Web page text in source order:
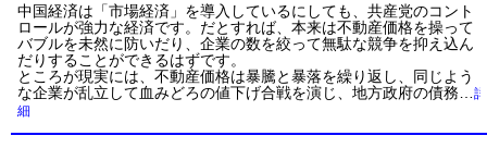
中国経済は「市場経済」を導入しているにしても、共産党のコント
ロールが強力な経済です。だとすれば、本来は不動産価格を操って
バブルを未然に防いだり、企業の数を絞って無駄な競争を抑え込ん
だりすることができるはずです。
ところが現実には、不動産価格は暴騰と暴落を繰り返し、同じよう
な企業が乱立して血みどろの値下げ合戦を演じ、地方政府の債務…詳
細